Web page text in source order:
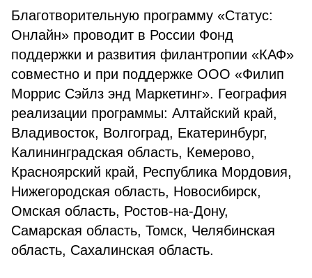
Благотворительную программу «Статус:
Онлайн» проводит в России Фонд
поддержки и развития филантропии «КАФ»
совместно и при поддержке ООО «Филип
Моррис Сэйлз энд Маркетинг». География
реализации программы: Алтайский край,
Владивосток, Волгоград, Екатеринбург,
Калининградская область, Кемерово,
Красноярский край, Республика Мордовия,
Нижегородская область, Новосибирск,
Омская область, Ростов-на-Дону,
Самарская область, Томск, Челябинская
область, Сахалинская область.